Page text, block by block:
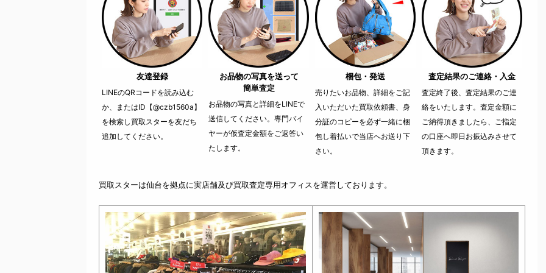
友達登録
LINEのQRコードを読み込む
か、またはID【@czb1560a】
を検索し買取スターを友だち
追加してください。
お品物の写真を送って
簡単査定
お品物の写真と詳細をLINEで
送信してください。専門バイ
ヤーが仮査定金額をご返答い
たします。
梱包・発送
売りたいお品物、詳細をご記
入いただいた買取依頼書、身
分証のコピーを必ず一緒に梱
包し着払いで当店へお送り下
さい。
査定結果のご連絡・入金
査定終了後、査定結果のご連
絡をいたします。査定金額に
ご納得頂きましたら、ご指定
の口座へ即日お振込みさせて
頂きます。
買取スターは仙台を拠点に実店舗及び買取査定専用オフィスを運営しております。